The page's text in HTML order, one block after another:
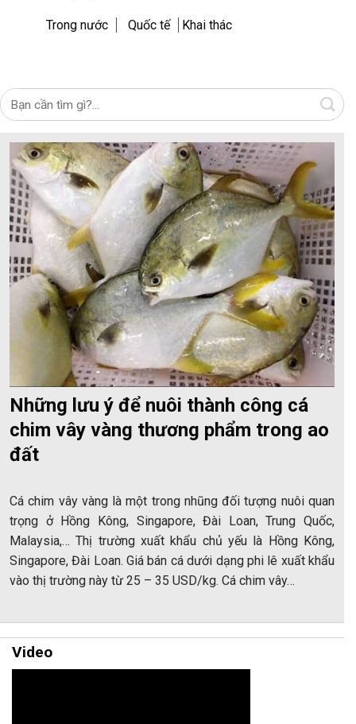
Trong nước Quốc tế Khai thác
Những lưu ý để nuôi thành công cá
chim vây vàng thương phẩm trong ao
đất
Cá chim vây vàng là một trong nhũng đối tượng nuôi quan
trọng ở Hồng Kông, Singapore, Đài Loan, Trung Quốc,
Malaysia,… Thị trường xuất khẩu chủ yếu là Hồng Kông,
Singapore, Đài Loan. Giá bán cá dưới dạng phi lê xuất khẩu
vào thị trường này từ 25 – 35 USD/kg. Cá chim vây…
Video